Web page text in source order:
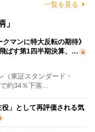
一覧を見る
クマンに特大反転の期待》
ばす第1四半期決算、…
東証スタンダード・
約34％下落…
」として再評価される気